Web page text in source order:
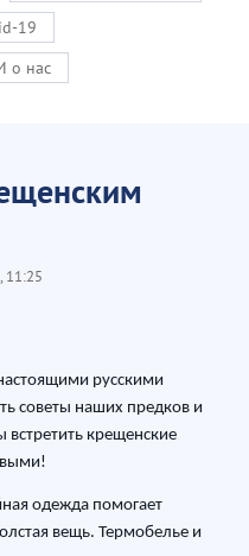
19
о нас
11:25
русскими
советы наших предков и
крещенские
одежда помогает
вещь. Термобелье и